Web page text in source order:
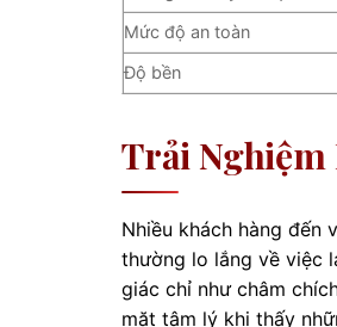
Mức độ an toàn
Độ bền
Trải Nghiệm
Nhiều khách hàng đến
thường lo lắng về việc
giác chỉ như châm
mặt tâm lý khi thấy